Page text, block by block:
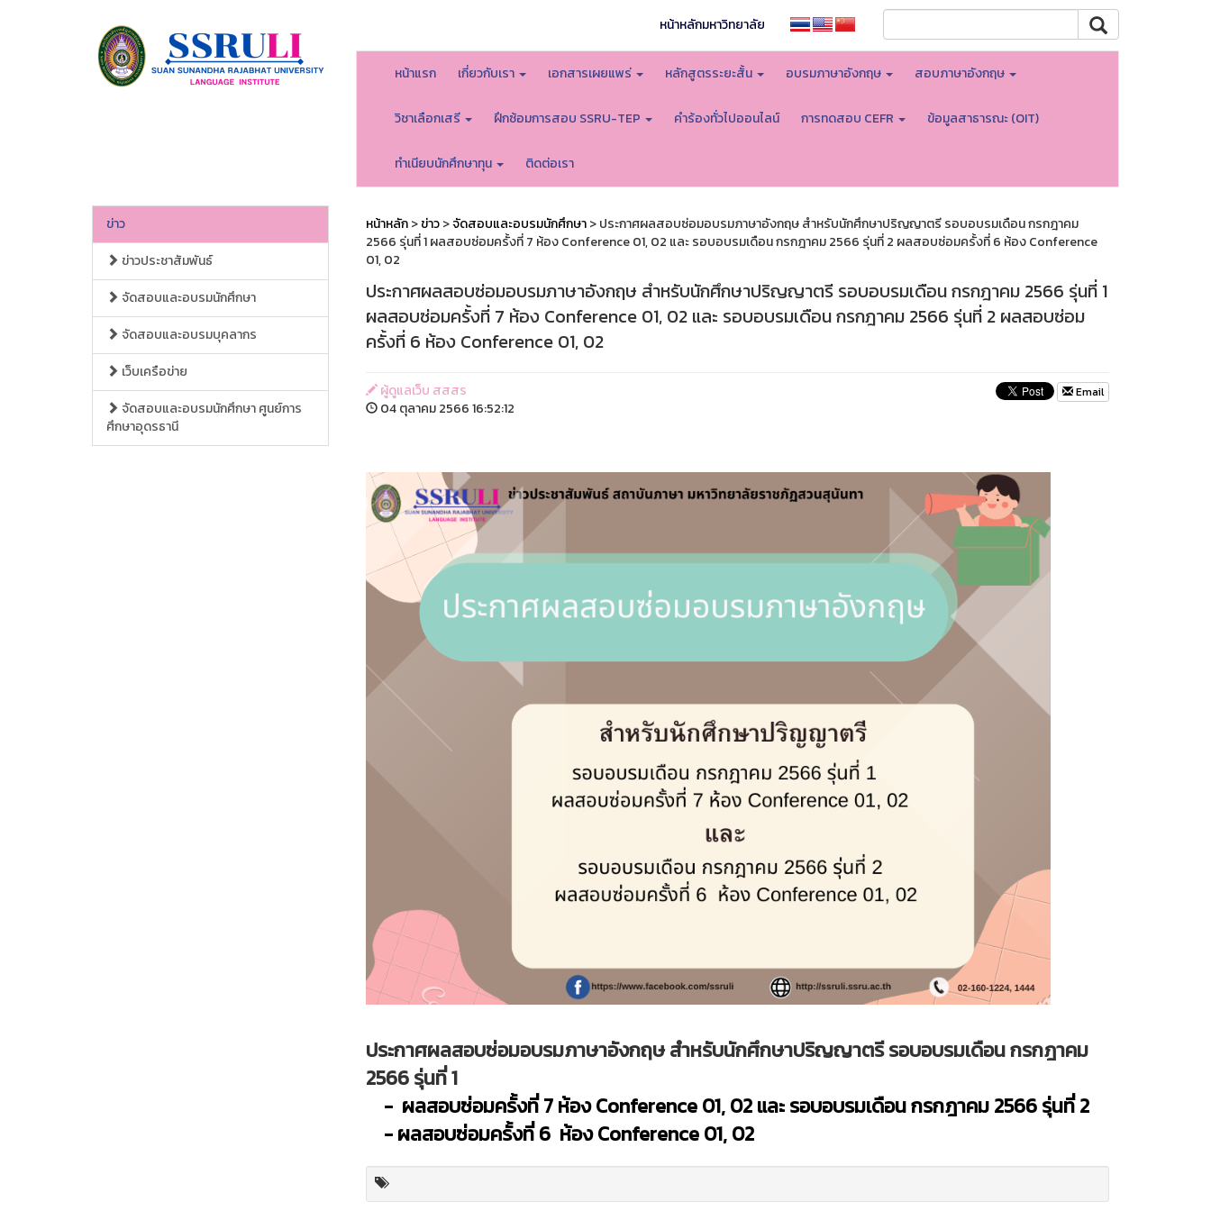
หน้าหลักมหาวิทยาลัย
หน้าแรก เกี่ยวกับเรา เอกสารเผยแพร่ หลักสูตรระยะสั้น อบรมภาษาอังกฤษ สอบภาษาอังกฤษ
วิชาเลือกเสรี ฝึกซ้อมการสอบ SSRU-TEP คำร้องทั่วไปออนไลน์ การทดสอบ CEFR ข้อมูลสาธารณะ (OIT)
ทำเนียบนักศึกษาทุน ติดต่อเรา
ข่าว
ข่าวประชาสัมพันธ์
จัดสอบและอบรมนักศึกษา
จัดสอบและอบรมบุคลากร
เว็บเครือข่าย
จัดสอบและอบรมนักศึกษา ศูนย์การ
ศึกษาอุดรธานี
หน้าหลัก>ข่าว>จัดสอบและอบรมนักศึกษา> ประกาศผลสอบซ่อมอบรมภาษาอังกฤษ สำหรับนักศึกษาปริญญาตรี รอบอบรมเดือน กรกฎาคม
2566 รุ่นที่ 1 ผลสอบซ่อมครั้งที่ 7 ห้อง Conference 01, 02 และ รอบอบรมเดือน กรกฎาคม 2566 รุ่นที่ 2 ผลสอบซ่อมครั้งที่ 6 ห้อง Conference
01, 02
ประกาศผลสอบซ่อมอบรมภาษาอังกฤษ สำหรับนักศึกษาปริญญาตรี รอบอบรมเดือน กรกฎาคม 2566 รุ่นที่ 1
ผลสอบซ่อมครั้งที่ 7 ห้อง Conference 01, 02 และ รอบอบรมเดือน กรกฎาคม 2566 รุ่นที่ 2 ผลสอบซ่อม
ครั้งที่ 6 ห้อง Conference 01, 02
ผู้ดูแลเว็บ สสสร
04 ตุลาคม 2566 16:52:12
Email
ประกาศผลสอบซ่อมอบรมภาษาอังกฤษ สำหรับนักศึกษาปริญญาตรี รอบอบรมเดือน กรกฎาคม
2566 รุ่นที่ 1
- ผลสอบซ่อมครั้งที่ 7 ห้อง Conference 01, 02 และ รอบอบรมเดือน กรกฎาคม 2566 รุ่นที่ 2
- ผลสอบซ่อมครั้งที่ 6 ห้อง Conference 01, 02